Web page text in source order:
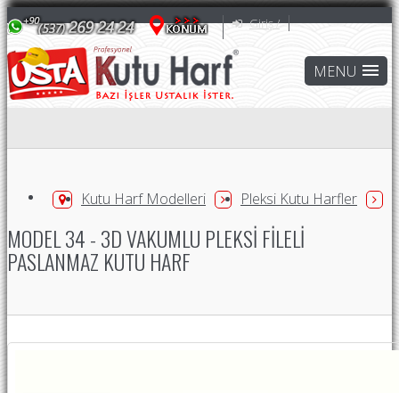
Giriş /
Kutu Harf Modelleri Pleksi Kutu Harfler
MODEL 34 - 3D VAKUMLU PLEKSI FILELI
PASLANMAZ KUTU HARF